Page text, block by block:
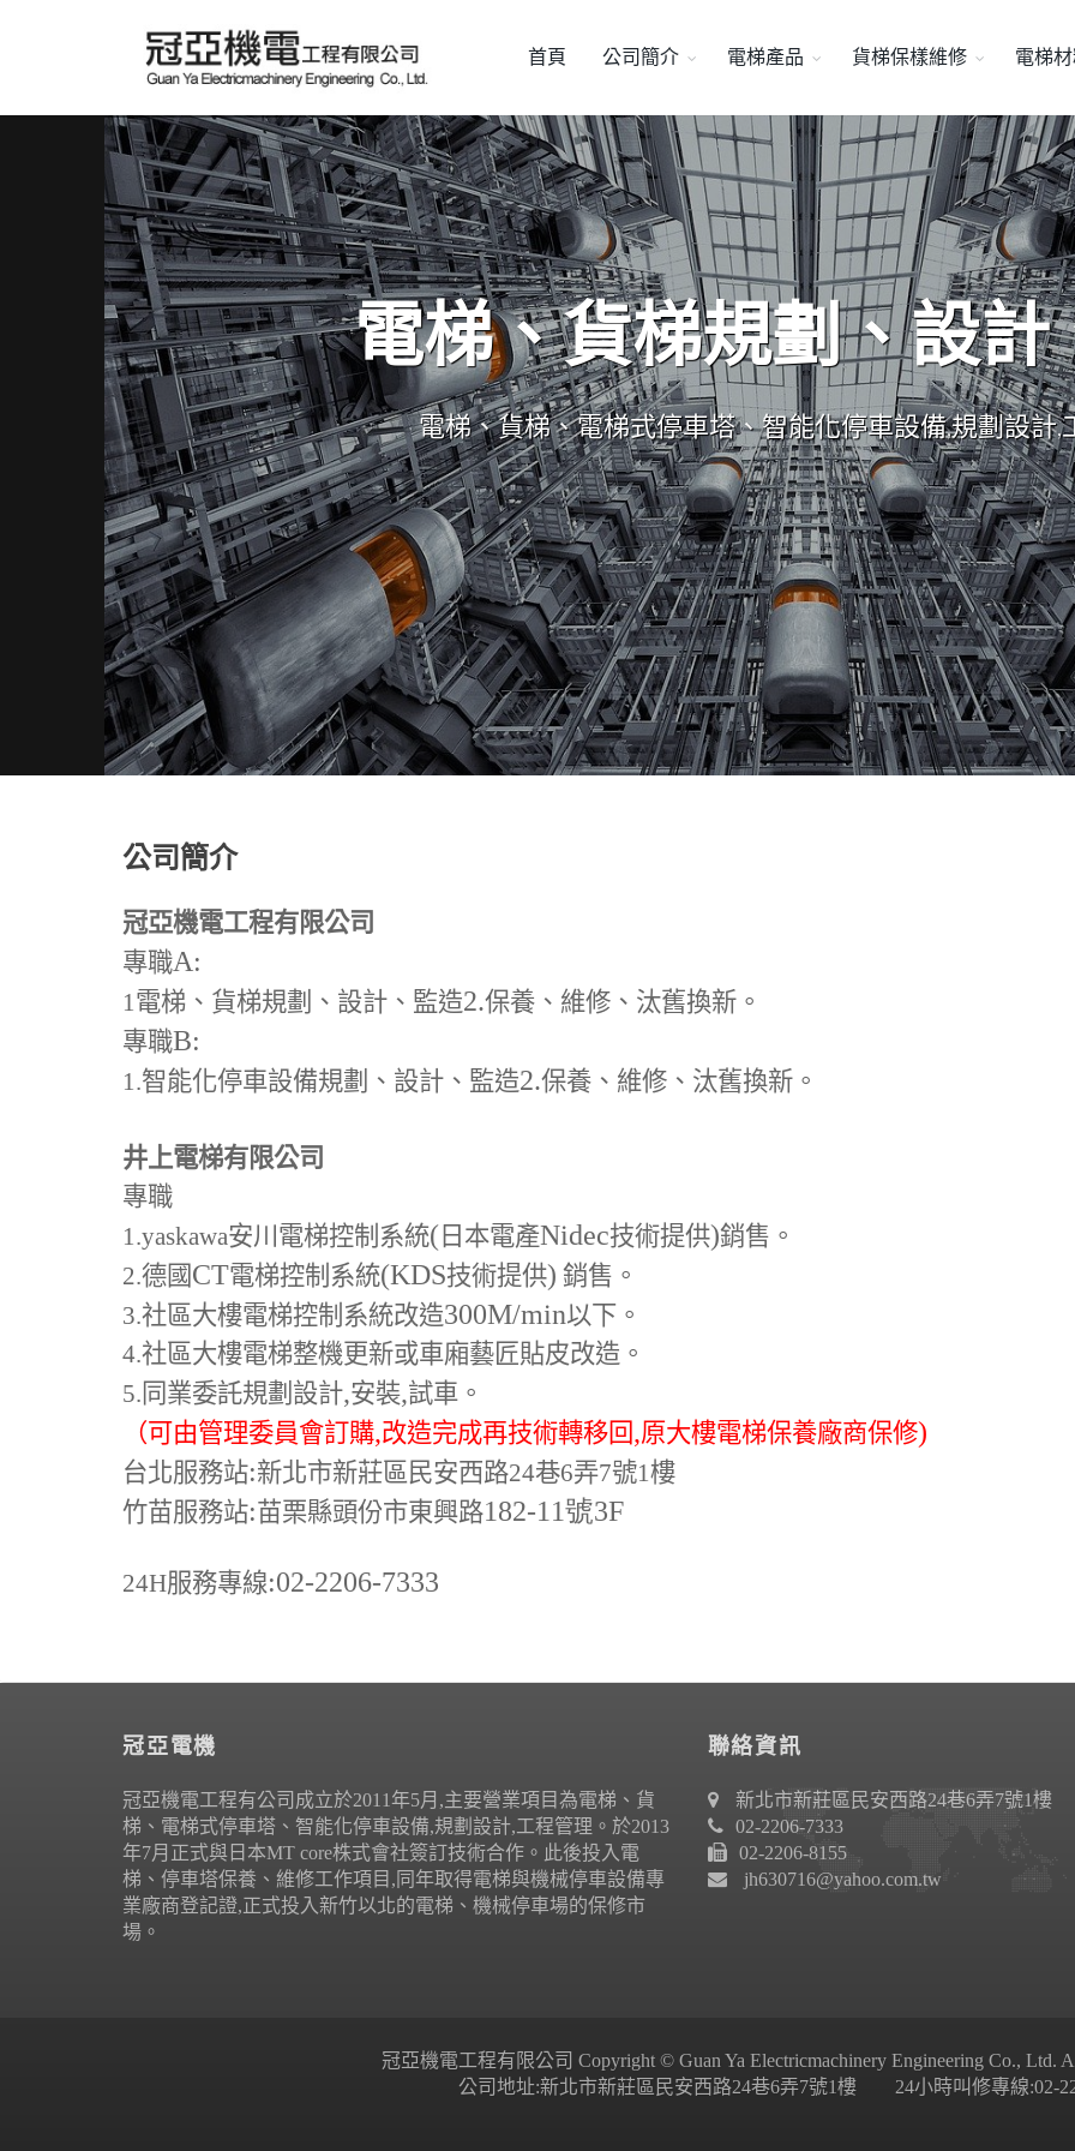
首頁 公司簡介 電梯產品 貨梯保樣維修 電梯
電梯、貨梯規劃、設計
電梯、貨梯、電梯式停車塔、智能化停車設備,規劃設計,
公司簡介
冠亞機電工程有限公司
專職A:
1電梯、貨梯規劃、設計、監造2.保養、維修、汰舊換新。
專職B:
1.智能化停車設備規劃、設計、監造2.保養、維修、汰舊換新。
井上電梯有限公司
專職
1.yaskawa安川電梯控制系統( 日本電產Nidec技術提供)銷售。
2.德國 CT電梯控制系統(KDS技術提供) 銷售。
3.社區大樓電梯控制系統改造300M/min以下。
4.社區大樓電梯整機更新或車廂藝匠貼皮改造。
5. 同業委託規劃設計,安裝,試車。
（可由管理委員會訂購,改造完成再技術轉移回,原大樓電梯保養廠商保修)
台北服務站:新北市新莊區民安西路24巷6弄7號1樓
竹苗服務站:苗栗縣頭份市東興路182-11號3F
24H服務專線:02-2206-7333
冠亞電機
冠亞機電工程有公司成立於2011年5月,主要營業項目為電梯、貨
梯、電梯式停車塔、智能化停車設備,規劃設計,工程管理。於2013
年7月正式與日本MT core株式會社簽訂技術合作。此後投入電
梯、停車塔保養、維修工作項目,同年取得電梯與機械停車設備專
業廠商登記證,正式投入新竹以北的電梯、機械停車場的保修市
場。
聯絡資訊
新北市新莊區民安西路24巷6弄7號1樓
02-2206-7333
02-2206-8155
jh630716@yahoo.com.tw
冠亞機電工程有限公司 Copyright © Guan Ya Electricmachinery Engineering Co., Ltd.
公司地址:新北市新莊區民安西路24巷6弄7號1樓 24小時叫修專線:02-